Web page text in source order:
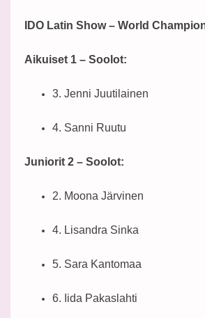
IDO Latin Show – World
Aikuiset 1 – Soolot:
3. Jenni Juutilainen
4. Sanni Ruutu
Juniorit 2 – Soolot:
2. Moona Järvinen
4. Lisandra Sinka
5. Sara Kantomaa
6. Iida Pakaslahti